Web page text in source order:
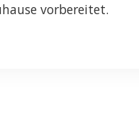
vorbereitet.